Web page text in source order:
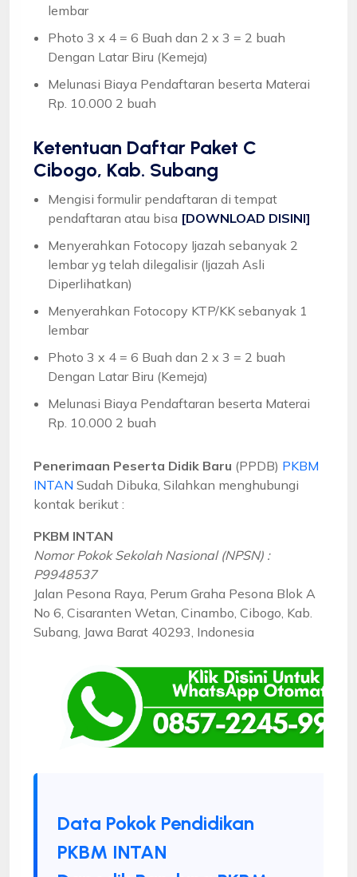
lembar
Photo 3 x 4 = 6 Buah dan 2 x 3 = 2 buah
Dengan Latar Biru (Kemeja)
Melunasi Biaya Pendaftaran beserta Materai
Rp. 10.000 2 buah
Ketentuan Daftar Paket C
Cibogo, Kab. Subang
Mengisi formulir pendaftaran di tempat
pendaftaran atau bisa [DOWNLOAD DISINI]
Menyerahkan Fotocopy Ijazah sebanyak 2
lembar yg telah dilegalisir (Ijazah Asli
Diperlihatkan)
Menyerahkan Fotocopy KTP/KK sebanyak 1
lembar
Photo 3 x 4 = 6 Buah dan 2 x 3 = 2 buah
Dengan Latar Biru (Kemeja)
Melunasi Biaya Pendaftaran beserta Materai
Rp. 10.000 2 buah
Penerimaan Peserta Didik Baru (PPDB) PKBM
INTAN Sudah Dibuka, Silahkan menghubungi
kontak berikut :
PKBM INTAN
Nomor Pokok Sekolah Nasional (NPSN) :
P9948537
Jalan Pesona Raya, Perum Graha Pesona Blok A
No 6, Cisaranten Wetan, Cinambo, Cibogo, Kab.
Subang, Jawa Barat 40293, Indonesia
Data Pokok Pendidikan
PKBM INTAN